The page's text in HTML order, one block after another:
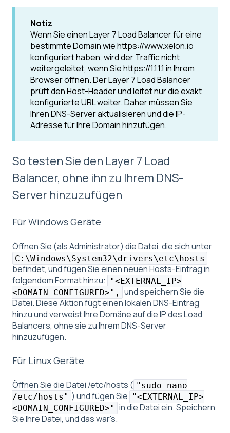
Notiz
Wenn Sie einen Layer 7 Load Balancer für eine
bestimmte Domain wie https://www.xelon.io
konfiguriert haben, wird der Traffic nicht
weitergeleitet, wenn Sie https://1.1.1.1 in Ihrem
Browser öffnen. Der Layer 7 Load Balancer
prüft den Host-Header und leitet nur die exakt
konfigurierte URL weiter. Daher müssen Sie
Ihren DNS-Server aktualisieren und die IP-
Adresse für Ihre Domain hinzufügen.
So testen Sie den Layer 7 Load
Balancer, ohne ihn zu Ihrem DNS-
Server hinzuzufügen
Für Windows Geräte
Öffnen Sie (als Administrator) die Datei, die sich unter
C:\Windows\System32\drivers\etc\hosts
befindet, und fügen Sie einen neuen Hosts-Eintrag in
folgendem Format hinzu:
"<EXTERNAL_IP>
<DOMAIN_CONFIGURED>", und speichern Sie die
Datei. Diese Aktion fügt einen lokalen DNS-Eintrag
hinzu und verweist Ihre Domäne auf die IP des Load
Balancers, ohne sie zu Ihrem DNS-Server
hinzuzufügen.
Für Linux Geräte
Öffnen Sie die Datei /etc/hosts ( "sudo nano
/etc/hosts" ) und fügen Sie "<EXTERNAL_IP>
<DOMAIN_CONFIGURED>" in die Datei ein. Speichern
Sie Ihre Datei, und das war's.